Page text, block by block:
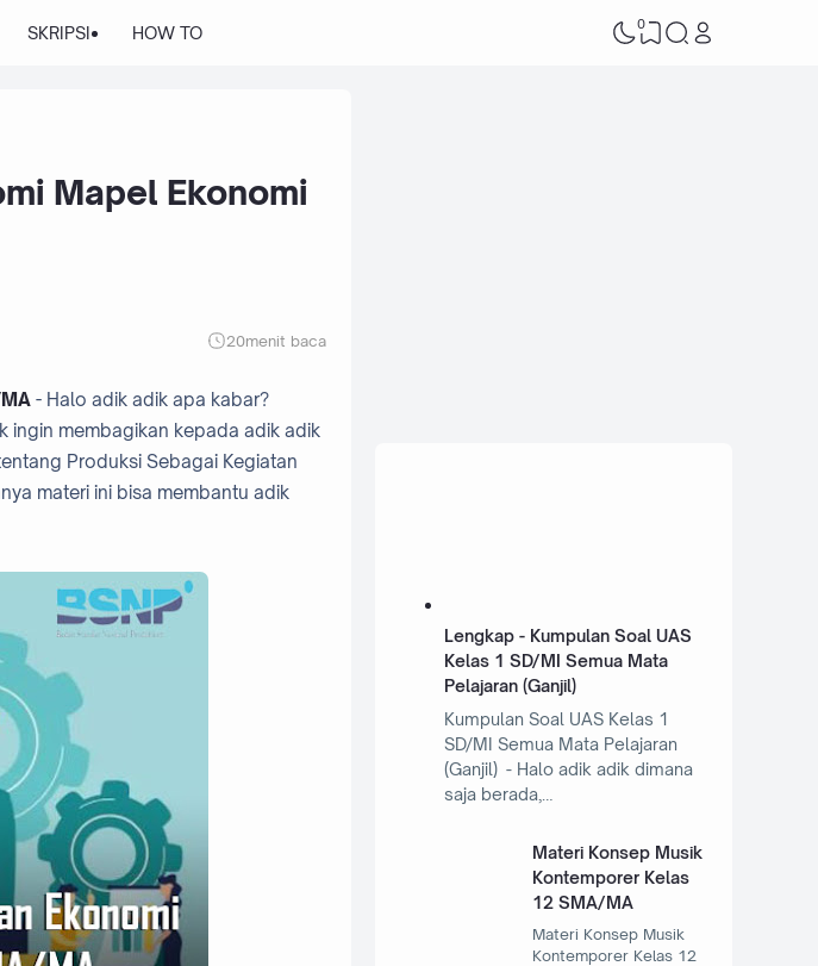
SKRIPSI HOW TO 0
Mapel Ekonomi
20menit baca
- Halo adik adik apa kabar?
ingin membagikan kepada adik adik
Produksi Sebagai Kegiatan
materi ini bisa membantu adik
Lengkap - Kumpulan Soal UAS
Kelas 1 SD/MI Semua Mata
Pelajaran (Ganjil)
Kumpulan Soal UAS Kelas 1
SD/MI Semua Mata Pelajaran
(Ganjil) - Halo adik adik dimana
saja berada,…
Materi Konsep Musik
Kontemporer Kelas
12 SMA/MA
Materi Konsep Musik
Kontemporer Kelas 12